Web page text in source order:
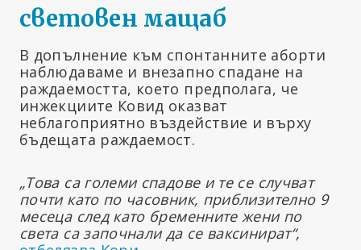
световен мащаб
В допълнение към спонтанните аборти
наблюдаваме и внезапно спадане на
раждаемостта, което предполага, че
инжекциите Ковид оказват
неблагоприятно въздействие и върху
бъдещата раждаемост.
„Това са големи спадове и те се случват
почти като по часовник, приблизително 9
месеца след като бременните жени по
света са започнали да се ваксинират“,